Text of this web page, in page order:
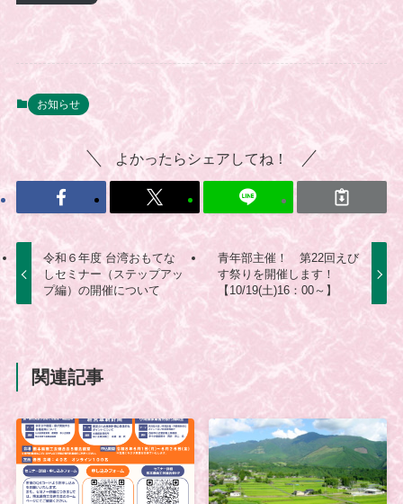
お知らせ
よかったらシェアしてね！
令和６年度 台湾おもてな
しセミナー（ステップアッ
プ編）の開催について
青年部主催！ 第22回えび
す祭りを開催します！
【10/19(土)16：00～】
関連記事